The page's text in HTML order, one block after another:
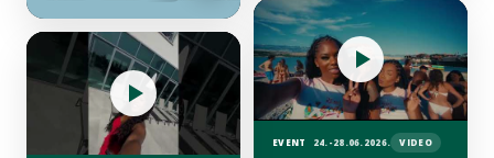
EVENT 24.-28.06.2026. VIDEO